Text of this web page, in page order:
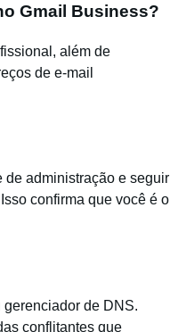
Gmail Business?
além de
de e-mail
de administração e seguir
confirma que você é o
de DNS.
conflitantes que